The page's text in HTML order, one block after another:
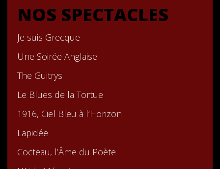
NOS SPECTACLES
Je suis Grecque
Une Soirée Anglaise
The Guitrys
Le Blues de la Tortue
1916, Ciel Bleu à l’Horizon
Lapidée
Cocteau, l’Âme du Poète